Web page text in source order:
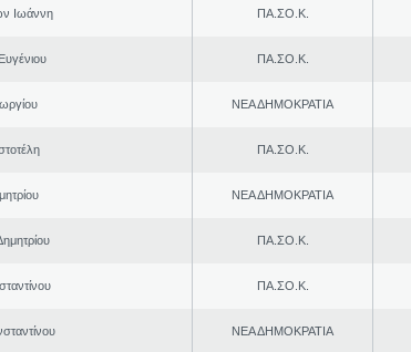
Ιωάννη ΠΑ.ΣΟ.Κ.
ΠΑ.ΣΟ.Κ.
ΝΕΑ ΔΗΜΟΚΡΑΤΙΑ
ΠΑ.ΣΟ.Κ.
ΝΕΑ ΔΗΜΟΚΡΑΤΙΑ
ΠΑ.ΣΟ.Κ.
ΠΑ.ΣΟ.Κ.
ΝΕΑ ΔΗΜΟΚΡΑΤΙΑ